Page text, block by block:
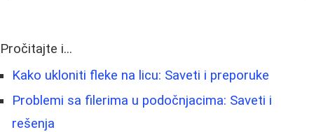
Pročitajte i...
Kako ukloniti fleke na licu: Saveti i preporuke
Problemi sa filerima u podočnjacima: Saveti i
rešenja